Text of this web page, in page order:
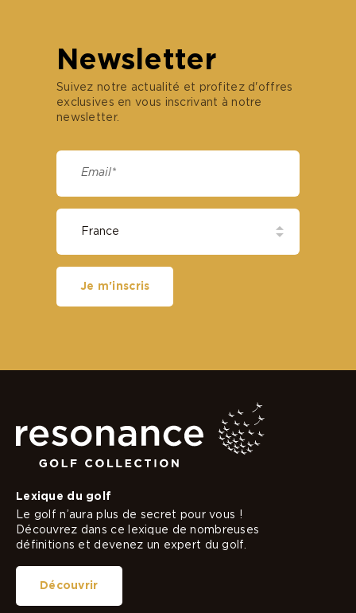
Lexique du golf
Le golf n’aura plus de secret pour vous !
Découvrez dans ce lexique de nombreuses
définitions et devenez un expert du golf.
Découvrir
Newsletter
Suivez notre actualité et profitez d'offres
exclusives en vous inscrivant à notre
newsletter.
Je m'inscris